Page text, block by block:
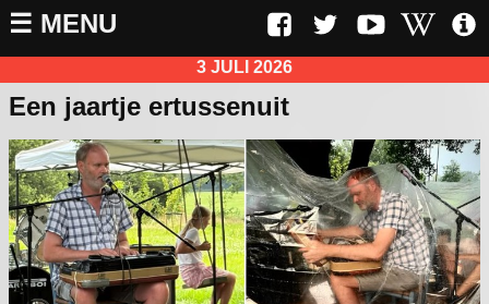
☰ MENU
3 JULI 2026
Een jaartje ertussenuit